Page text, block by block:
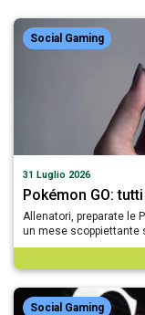
Social Gaming
31 Luglio 2026
Pokémon GO:
Allenatori, preparate le
un mese scoppiettante
Social Gaming